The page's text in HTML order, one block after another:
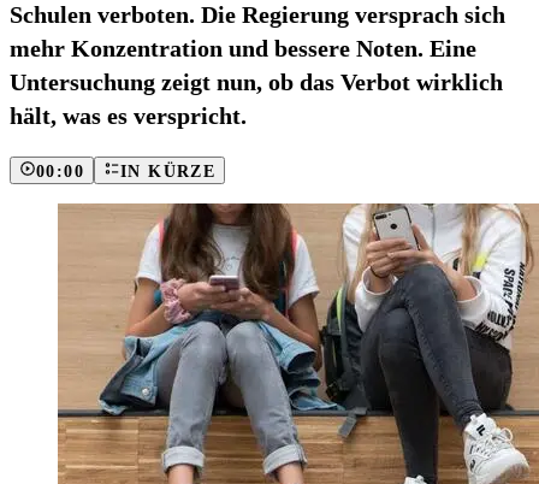
Schulen verboten. Die Regierung versprach sich
mehr Konzentration und bessere Noten. Eine
Untersuchung zeigt nun, ob das Verbot wirklich
hält, was es verspricht.
00:00 IN KÜRZE